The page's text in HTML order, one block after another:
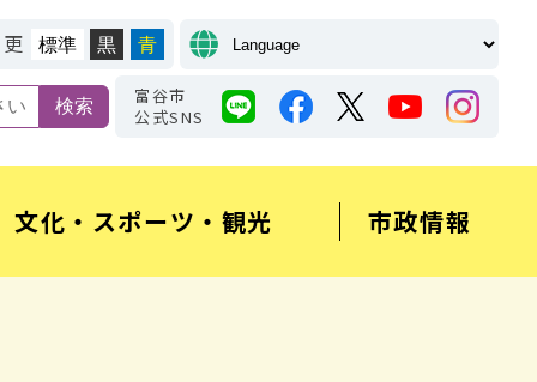
標準 黒 青
富谷市
公式SNS
文化・スポーツ・観光 市政情報